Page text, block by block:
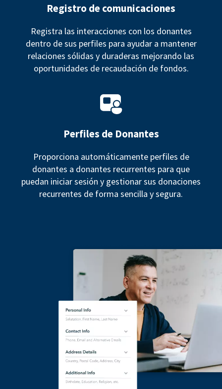
Registro de comunicaciones
Registra las interacciones con los donantes
dentro de sus perfiles para ayudar a mantener
relaciones sólidas y duraderas mejorando las
oportunidades de recaudación de fondos.
Perfiles de Donantes
Proporciona automáticamente perfiles de
donantes a donantes recurrentes para que
puedan iniciar sesión y gestionar sus donaciones
recurrentes de forma sencilla y segura.